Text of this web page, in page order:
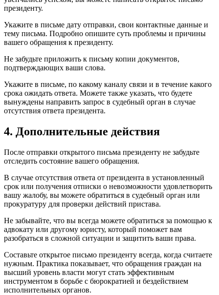
президенту.
Укажите в письме дату отправки, свои контактные данные и
тему письма. Подробно опишите суть проблемы и причины
вашего обращения к президенту.
Не забудьте приложить к письму копии документов,
подтверждающих ваши слова.
Укажите в письме, по какому каналу связи и в течение какого
срока ожидать ответа. Можете также указать, что будете
вынуждены направить запрос в судебный орган в случае
отсутствия ответа президента.
4. Дополнительные действия
После отправки открытого письма президенту не забудьте
отследить состояние вашего обращения.
В случае отсутствия ответа от президента в установленный
срок или получения отписки о невозможности удовлетворить
вашу жалобу, вы можете обратиться в судебный орган или
прокуратуру для проверки действий пристава.
Не забывайте, что вы всегда можете обратиться за помощью к
адвокату или другому юристу, который поможет вам
разобраться в сложной ситуации и защитить ваши права.
Составьте открытое письмо президенту всегда, когда считаете
нужным. Практика показывает, что обращения граждан на
высший уровень власти могут стать эффективным
инструментом в борьбе с бюрократией и бездействием
исполнительных органов.